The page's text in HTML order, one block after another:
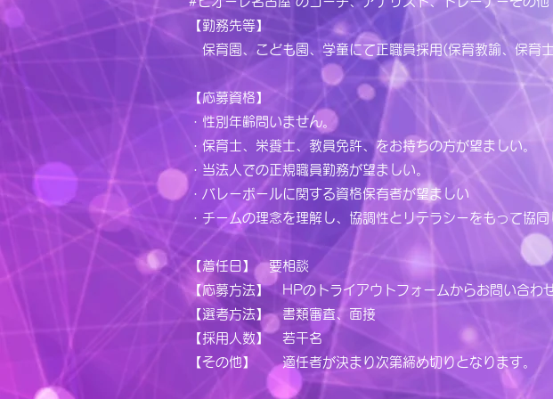
【勤務先等】
保育園、こども園、学童にて正職員採用(保育教諭、保育
【応募資格】
・性別年齢問いません。
・保育士、栄養士、教員免許、をお持ちの方が望ましい。
・当法人での正規職員勤務が望ましい。
・バレーボールに関する資格保有者が望ましい
・チームの理念を理解し、協調性とリテラシーをもって協
【着任日】 要相談
【応募方法】 HPのトライアウトフォームからお問い合わ
【選考方法】 書類審査、面接
【採用人数】 若干名
【その他】 適任者が決まり次第締め切りとなります。